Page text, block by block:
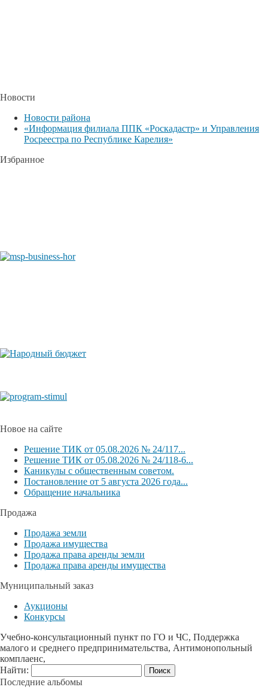
Новости
Новости района
«Информация филиала ППК «Роскадастр» и Управления
Росреестра по Республике Карелия»
Избранное
Новое на сайте
Решение ТИК от 05.08.2026 № 24/117...
Решение ТИК от 05.08.2026 № 24/118-6...
Каникулы с общественным советом.
Постановление от 5 августа 2026 года...
Обращение начальника
Продажа
Продажа земли
Продажа имущества
Продажа права аренды земли
Продажа права аренды имущества
Муниципальный заказ
Аукционы
Конкурсы
Учебно-консультационный пункт по ГО и ЧС, Поддержка
малого и среднего предпринимательства, Антимонопольный
комплаенс,
Найти:
Последние альбомы